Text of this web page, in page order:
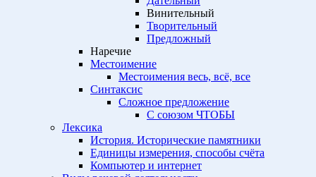
Винительный
Творительный
Предложный
Наречие
Местоимение
Местоимения весь, всё, все
Синтаксис
Сложное предложение
С союзом ЧТОБЫ
Лексика
История. Исторические памятники
Единицы измерения, способы счёта
Компьютер и интернет